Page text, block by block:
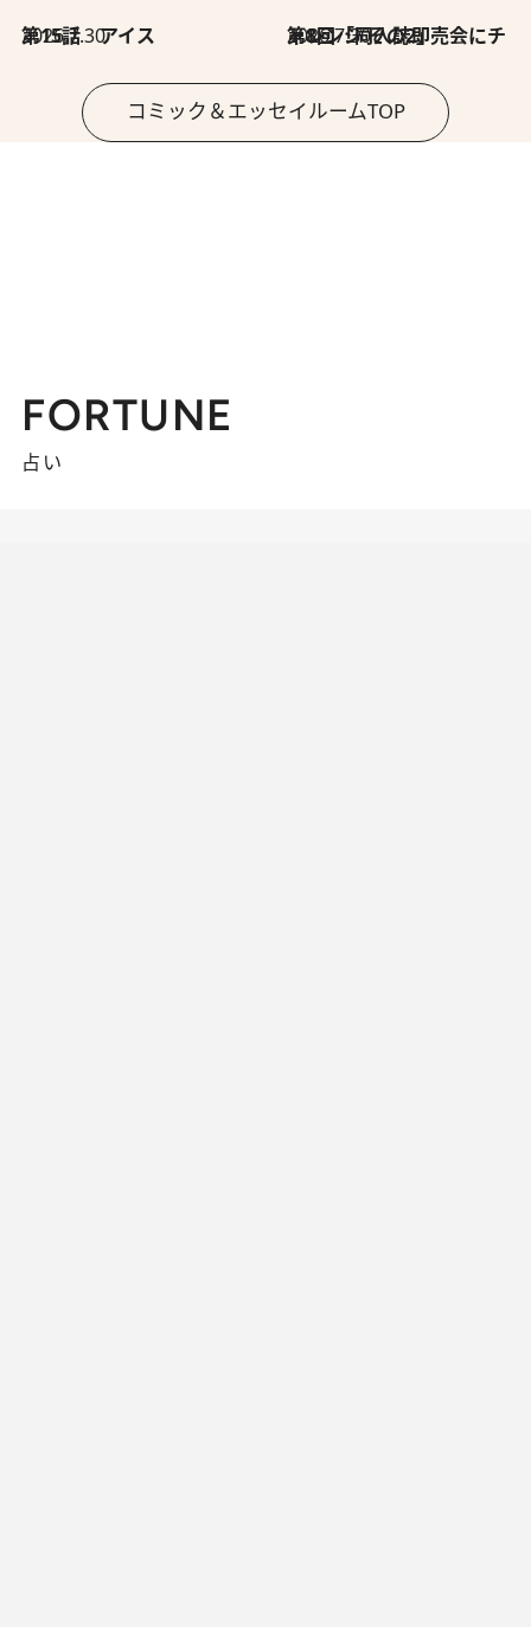
2026.7.30
第15話 アイス 2026.7.30
第8回「同人誌即売会にチャレンジ その2」
コミック＆エッセイルームTOP
FORTUNE
占い